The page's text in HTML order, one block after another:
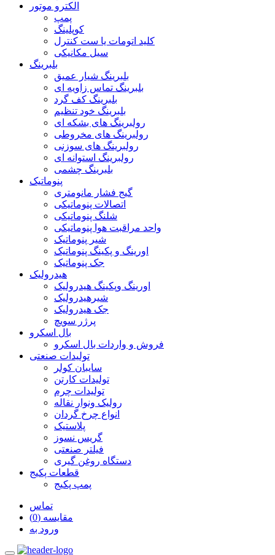
الکترو موتور
پمپ
کوپلینگ
کلید اتومات یا ست کنترل
سیل مکانیکی
بلبرینگ
بلبرینگ شیار عمیق
بلبرینگ تماس زاویه ای
بلبرینگ کف گرد
بلبرینگ خود تنظیم
رولبرینگ های بشکه ای
رولبرینگ های مخروطی
رولبرینگ های سوزنی
رولبرینگ استوانه ای
بلبرینگ چشمی
پنوماتیک
گیج فشار مانومتری
اتصالات پنوماتیکی
شلنگ پنوماتیکی
واحد مراقبت هوا پنوماتیکی
شیر پنوماتیک
اورینگ و پکینگ پنوماتیک
جک پنوماتیک
هیدرولیک
اورینگ وپکینگ هیدرولیک
شیرهیدرولیک
جک هیدرولیک
پرژر سویچ
بال اسکرو
فروش و واردات بال اسکرو
تولیدات صنعتی
سایبان کولر
تولیدات کارتن
تولیدات چرم
رولیک ونوار نقاله
انواع چرخ گردان
پلاستیک
گریس نسوز
فیلتر صنعتی
دستگاه روغن گیری
قطعات پکیج
پمپ پکیج
تماس
مقایسه (0)
ورود به